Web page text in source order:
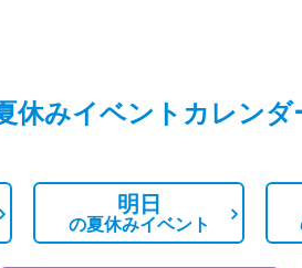
休みイベントカレンダ
明日
の夏休みイベント